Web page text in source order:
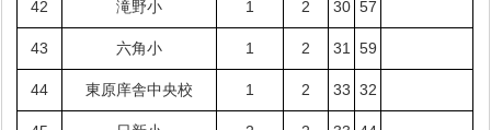
42 滝野小 1 2 30 57
43 六角小 1 2 31 59
44 東原庠舎中央校 1 2 33 32